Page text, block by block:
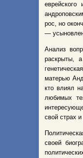
рос, но
—
Анализ
раскрыты,
матерью
кто влиял
любимых
свой страх и
своей